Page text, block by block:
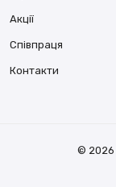
Акції
Співпраця
Контакти
© 2026